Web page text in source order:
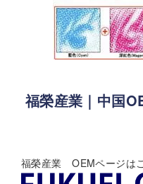
福榮産業｜中国
福榮産業 OEMページは